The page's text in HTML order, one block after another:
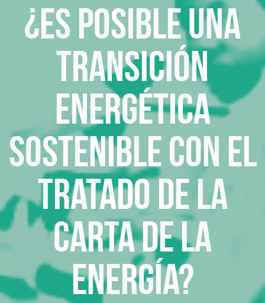
¿Es posible una
transición
energética
sostenible con el
Tratado de la
Carta de la
Energía?